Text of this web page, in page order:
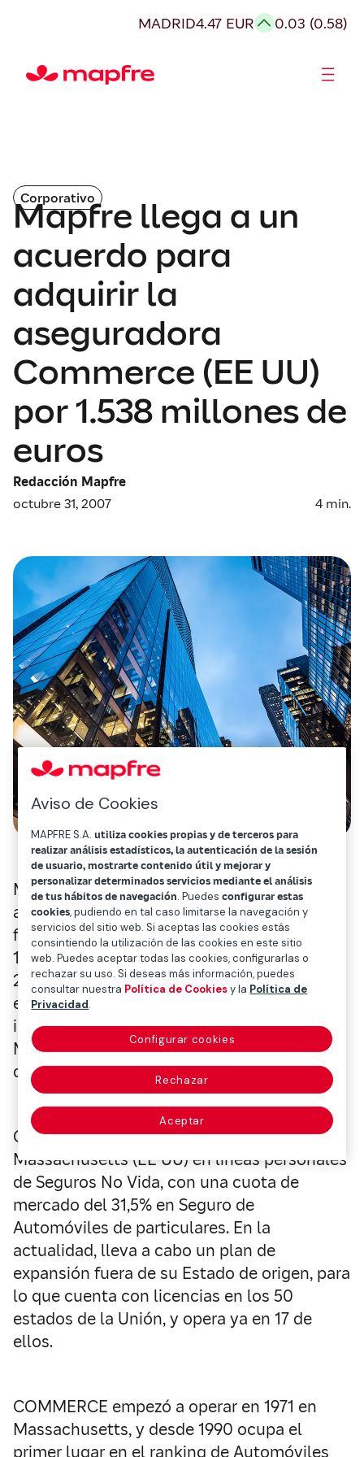
MADRID4.47 EUR 0.03 (0.58)
Corporativo
Mapfre llega a un
acuerdo para
adquirir la
aseguradora
Commerce (EE UU)
por 1.538 millones de
euros
Redacción Mapfre
octubre 31, 2007
4 min.
Mapfre y la aseguradora COMMERCE han
anunciado hoy la firma de un acuerdo de
fusión mediante el cual Mapfre adquirirá el
100% de las acciones de dicha entidad por
2.207 millones de dólares (1.538 millones de
euros), lo que supondrá un paso muy
importante en la expansión internacional de
Mapfre, y la mayor inversión en la historia
del Grupo.
COMMERCE es la entidad líder de
Massachusetts (EE UU) en líneas personales
de Seguros No Vida, con una cuota de
mercado del 31,5% en Seguro de
Automóviles de particulares. En la
actualidad, lleva a cabo un plan de
expansión fuera de su Estado de origen, para
lo que cuenta con licencias en los 50
estados de la Unión, y opera ya en 17 de
ellos.
COMMERCE empezó a operar en 1971 en
Massachusetts, y desde 1990 ocupa el
primer lugar en el ranking de Automóviles
Aviso de Cookies
MAPFRE S.A.utiliza cookies propias y de terceros para
realizar análisis estadísticos, la autenticación de la sesión
de usuario, mostrarte contenido útil y mejorar y
personalizar determinados servicios mediante el análisis
de tus hábitos de navegación. Puedesconfigurar estas
cookies, pudiendo en tal caso limitarse la navegación y
servicios del sitio web. Si aceptas las cookies estás
consintiendo la utilización de las cookies en este sitio
web. Puedes aceptar todas las cookies, configurarlas o
rechazar su uso. Si deseas más información, puedes
consultar nuestra Política de Cookiesy la Política de
Privacidad.
Configurar cookies
Rechazar
Aceptar